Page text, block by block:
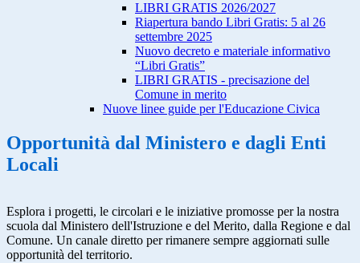
LIBRI GRATIS 2026/2027
Riapertura bando Libri Gratis: 5 al 26
settembre 2025
Nuovo decreto e materiale informativo
“Libri Gratis”
LIBRI GRATIS - precisazione del
Comune in merito
Nuove linee guide per l'Educazione Civica
Opportunità dal Ministero e dagli Enti
Locali
Esplora i progetti, le circolari e le iniziative promosse per la nostra
scuola dal Ministero dell'Istruzione e del Merito, dalla Regione e dal
Comune. Un canale diretto per rimanere sempre aggiornati sulle
opportunità del territorio.